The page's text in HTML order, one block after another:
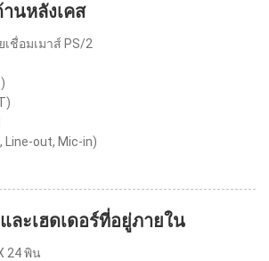
นหลังเคส
เชื่อมเมาส์ PS/2
Line-out, Mic-in)
ละเฮดเดอร์ที่อยู่ภายใน
24 พิน